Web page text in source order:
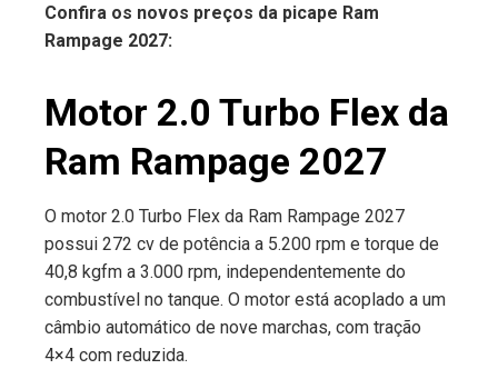
Confira os novos preços da picape Ram
Rampage 2027:
Motor 2.0 Turbo Flex da
Ram Rampage 2027
O motor 2.0 Turbo Flex da Ram Rampage 2027
possui 272 cv de potência a 5.200 rpm e torque de
40,8 kgfm a 3.000 rpm, independentemente do
combustível no tanque. O motor está acoplado a um
câmbio automático de nove marchas, com tração
4×4 com reduzida.